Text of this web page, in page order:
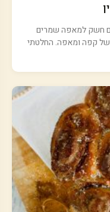
חשק למאפה שמרים
קפה ומאפה. החלטתי